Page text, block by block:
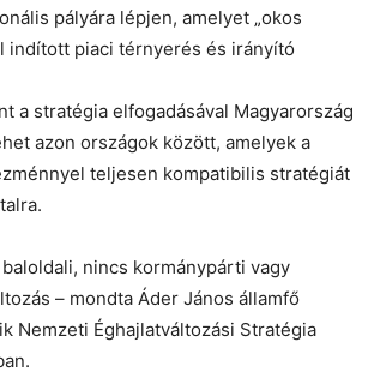
pályára lépjen, amelyet „okos
indított piaci térnyerés és irányító
a stratégia elfogadásával Magyarország
azon országok között, amelyek a
teljesen kompatibilis stratégiát
nincs kormánypárti vagy
– mondta Áder János államfő
Nemzeti Éghajlatváltozási Stratégia
ma?